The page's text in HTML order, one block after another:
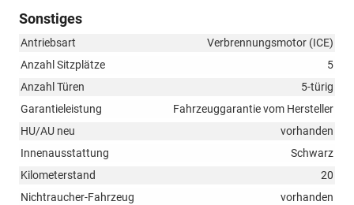
Sonstiges
Antriebsart
Verbrennungsmotor (ICE)
Anzahl Sitzplätze
5
Anzahl Türen
5-türig
Garantieleistung
Fahrzeuggarantie vom Hersteller
HU/AU neu
vorhanden
Innenausstattung
Schwarz
Kilometerstand
20
Nichtraucher-Fahrzeug
vorhanden